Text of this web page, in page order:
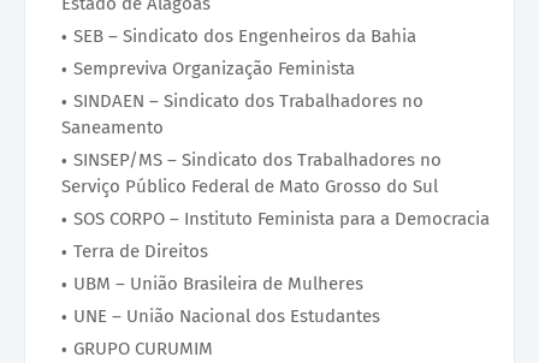
SEB – Sindicato dos Engenheiros da Bahia
Sempreviva Organização Feminista
SINDAEN – Sindicato dos Trabalhadores no
Saneamento
SINSEP/MS – Sindicato dos Trabalhadores no
Serviço Público Federal de Mato Grosso do Sul
SOS CORPO – Instituto Feminista para a Democracia
Terra de Direitos
UBM – União Brasileira de Mulheres
UNE – União Nacional dos Estudantes
GRUPO CURUMIM